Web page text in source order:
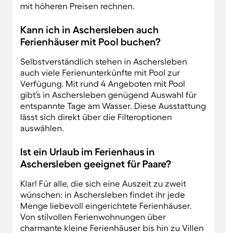
mit höheren Preisen rechnen.
Kann ich in Aschersleben auch
Ferienhäuser mit Pool buchen?
Selbstverständlich stehen in Aschersleben
auch viele Ferienunterkünfte mit Pool zur
Verfügung. Mit rund 4 Angeboten mit Pool
gibt’s in Aschersleben genügend Auswahl für
entspannte Tage am Wasser. Diese Ausstattung
lässt sich direkt über die Filteroptionen
auswählen.
Ist ein Urlaub im Ferienhaus in
Aschersleben geeignet für Paare?
Klar! Für alle, die sich eine Auszeit zu zweit
wünschen: in Aschersleben findet ihr jede
Menge liebevoll eingerichtete Ferienhäuser.
Von stilvollen Ferienwohnungen über
charmante kleine Ferienhäuser bis hin zu Villen